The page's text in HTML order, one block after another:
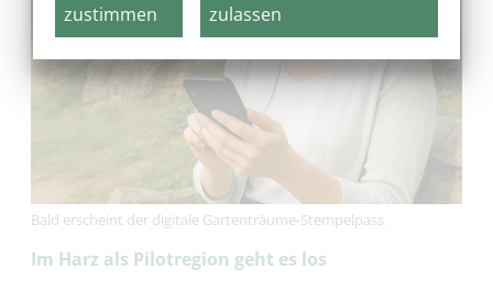
Bald erscheint der digitale Gartenträume-Stempelpass.
Im Harz als Pilotregion geht es los
zustimmen
zulassen